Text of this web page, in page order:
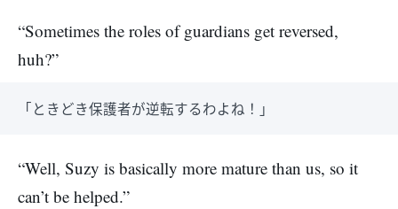
“Sometimes the roles of guardians get reversed,
huh?”
「ときどき保護者が逆転するわよね！」
“Well, Suzy is basically more mature than us, so it
can’t be helped.”